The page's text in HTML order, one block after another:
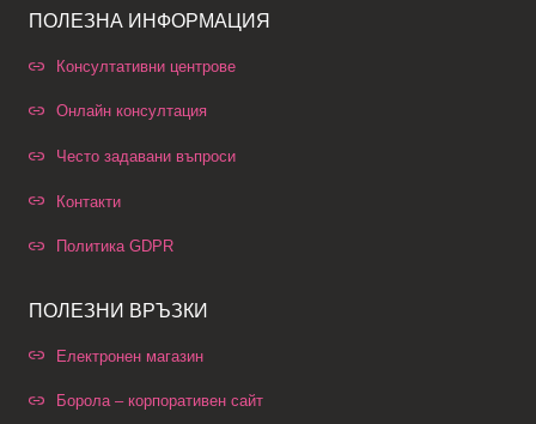
ПОЛЕЗНА ИНФОРМАЦИЯ
Консултативни центрове
Онлайн консултация
Често задавани въпроси
Контакти
Политика GDPR
ПОЛЕЗНИ ВРЪЗКИ
Електронен магазин
Борола – корпоративен сайт